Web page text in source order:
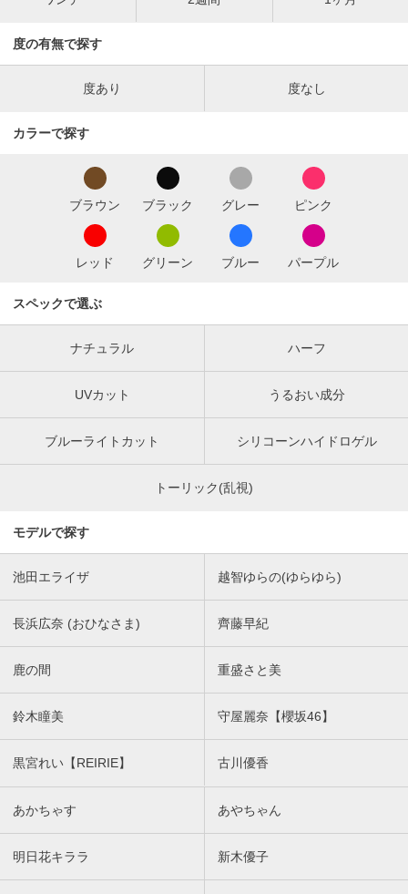
度の有無で探す
度あり 度なし
カラーで探す
ブラウン ブラック グレー ピンク
レッド グリーン ブルー パープル
スペックで選ぶ
ナチュラル ハーフ
UVカット うるおい成分
ブルーライトカット シリコーンハイドロゲル
トーリック(乱視)
モデルで探す
池田エライザ 越智ゆらの(ゆらゆら)
長浜広奈 (おひなさま) 齊藤早紀
鹿の間 重盛さと美
鈴木瞳美 守屋麗奈【櫻坂46】
黒宮れい【REIRIE】 古川優香
あかちゃす あやちゃん
明日花キララ 新木優子